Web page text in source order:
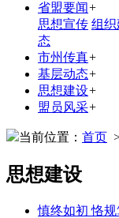
省盟要闻+
思想宣传 组
态
市州传真+
基层动态+
思想建设+
盟员风采+
当前位置： 首页
思想建设
慎终如初 恪